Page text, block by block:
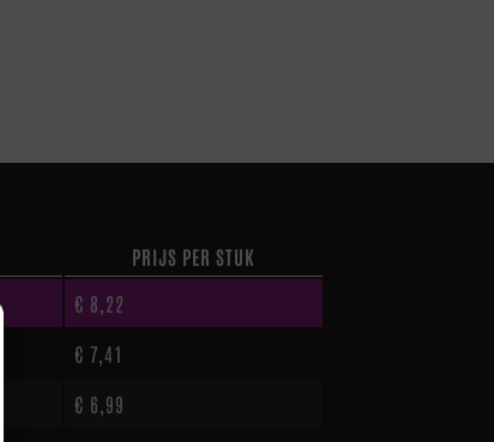
PRIJS PER STUK
€ 8,22
€ 7,41
€ 6,99